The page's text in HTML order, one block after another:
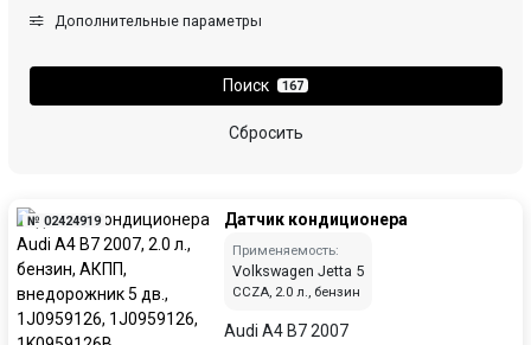
Дополнительные параметры
Поиск 167
Сбросить
№ 02424919 Датчик кондиционера
Применяемость:
Volkswagen Jetta 5
CCZA, 2.0 л., бензин
Audi A4 B7 2007